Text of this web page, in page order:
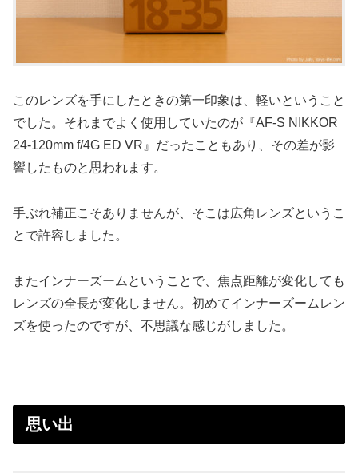
このレンズを手にしたときの第一印象は、軽いということ
でした。それまでよく使用していたのが『AF-S NIKKOR
24-120mm f/4G ED VR』だったこともあり、その差が影
響したものと思われます。
手ぶれ補正こそありませんが、そこは広角レンズというこ
とで許容しました。
またインナーズームということで、焦点距離が変化しても
レンズの全長が変化しません。初めてインナーズームレン
ズを使ったのですが、不思議な感じがしました。
思い出